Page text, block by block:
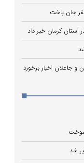
جان باخت
استان کرمان خبر داد
و جاعلان اخبار برخورد
سوخت
شد